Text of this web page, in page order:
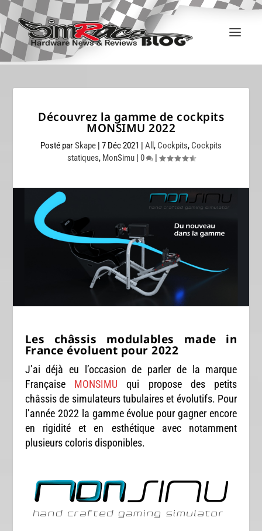
Découvrez la gamme de cockpits
MONSIMU 2022
Posté parSkape | 7 Déc 2021 | All , Cockpits, Cockpits
statiques, MonSimu| 0 |
Les châssis modulables made in
France évoluent pour 2022
J’ai déjà eu l’occasion de parler de la marque
Française MONSIMU qui propose des petits
châssis de simulateurs tubulaires et évolutifs. Pour
l’année 2022 la gamme évolue pour gagner encore
en rigidité et en esthétique avec notamment
plusieurs coloris disponibles.